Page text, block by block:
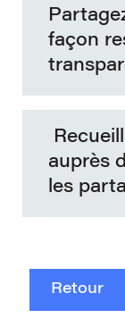
façon
auprès
les
Retour